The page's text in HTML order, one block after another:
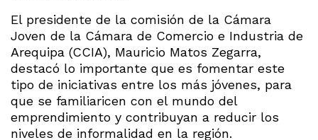
El presidente de la comisión de la Cámara
Joven de la Cámara de Comercio e Industria de
Arequipa (CCIA), Mauricio Matos Zegarra,
destacó lo importante que es fomentar este
tipo de iniciativas entre los más jóvenes, para
que se familiaricen con el mundo del
emprendimiento y contribuyan a reducir los
niveles de informalidad en la región.